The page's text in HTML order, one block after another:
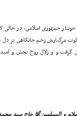
جمهورى اسلامى، در حالى
مرگبارش زخـم جانکاهى بر
گرفت و و زلال روح بخش و